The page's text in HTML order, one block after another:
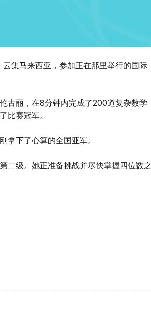
集马来西亚，参加正在那里举行的国际
古丽，在8分钟内完成了200道复杂数学
比赛冠军。
拿下了心算的全国亚军。
二级。她正准备挑战并尽快掌握四位数之